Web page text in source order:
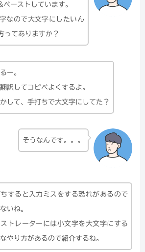
ーストしています。
なので大文字にしたいん
ってありますか？
ー。
訳してコピペよくするよ。
して、手打ちで大文字にしてた？
そうなんです。。。
すると入力ミスをする恐れがあるので
いね。
トレーターには小文字を大文字にする
やり方があるので紹介するね。